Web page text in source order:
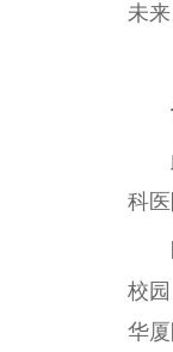
未来
科
校
华